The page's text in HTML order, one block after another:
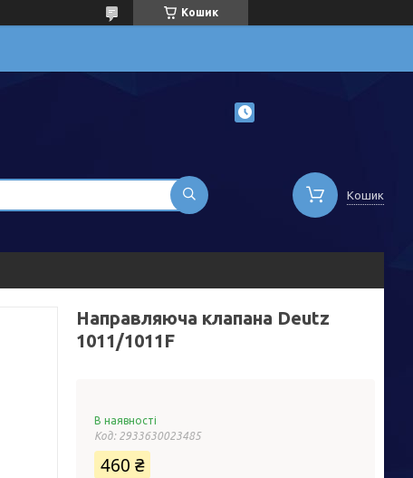
Кошик
Кошик
Направляюча клапана Deutz
1011/1011F
В наявності
Код: 2933630023485
460 ₴